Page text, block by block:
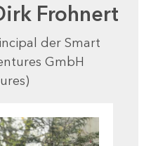
Frohnert
der Smart
GmbH